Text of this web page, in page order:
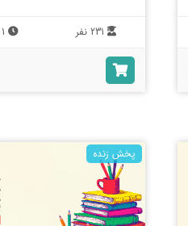
231 نفر 1 جلسه
پخش زنده